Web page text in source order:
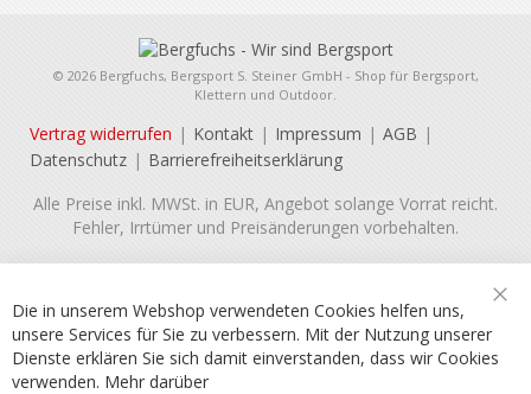
© 2026 Bergfuchs, Bergsport S. Steiner GmbH - Shop für Bergsport,
Klettern und Outdoor.
Vertrag widerrufen Kontakt Impressum
AGB
Datenschutz
Barrierefreiheitserklärung
Alle Preise inkl. MWSt. in EUR, Angebot solange Vorrat reicht.
Fehler, Irrtümer und Preisänderungen vorbehalten.
Die in unserem Webshop verwendeten Cookies helfen uns,
unsere Services für Sie zu verbessern. Mit der Nutzung unserer
Dienste erklären Sie sich damit einverstanden, dass wir Cookies
verwenden. Mehr darüber